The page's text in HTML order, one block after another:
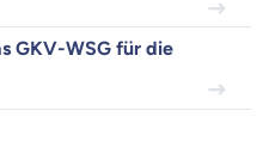
GKV-WSG für die